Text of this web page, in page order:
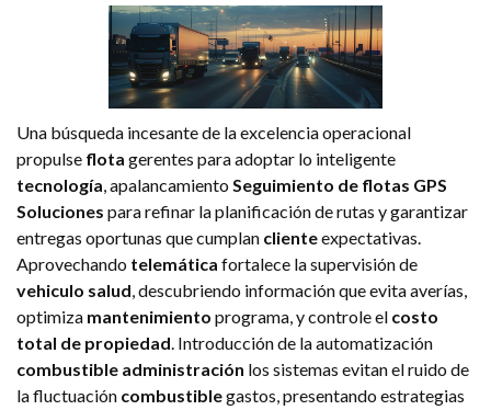
Una búsqueda incesante de la excelencia operacional
propulse flota gerentes para adoptar lo inteligente
tecnología, apalancamiento Seguimiento de flotas GPS
Soluciones para refinar la planificación de rutas y garantizar
entregas oportunas que cumplan clienteexpectativas.
Aprovechando telemática fortalece la supervisión de
vehiculo salud, descubriendo información que evita averías,
optimiza mantenimiento programa, y controle el costo
total de propiedad. Introducción de la automatización
combustible administración los sistemas evitan el ruido de
la fluctuación combustiblegastos, presentando estrategias